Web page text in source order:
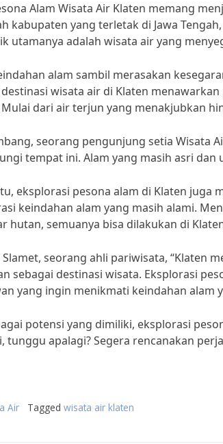
Alam Wisata Air Klaten memang
kabupaten yang terletak di Jawa
utamanya adalah wisata air yang
alam sambil merasakan
destinasi wisata air di Klaten
dari air terjun yang menakjubkan
seorang pengunjung setia Wisata
tempat ini. Alam yang masih asri
eksplorasi pesona alam di Klaten
keindahan alam yang masih alami.
hutan, semuanya bisa dilakukan di
seorang ahli pariwisata, “Klaten
sebagai destinasi wisata. Eksplorasi
yang ingin menikmati keindahan alam
potensi yang dimiliki, eksplorasi
tunggu apalagi? Segera rencanakan
Air Tagged wisata air klaten